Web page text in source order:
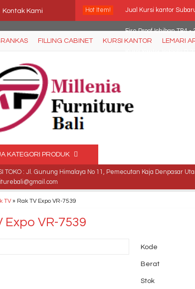
Kontak Kami Hot Item! Jual Kursi kantor
Fire Proof Ichiban TB4 -
Kursi Tunggu Tiger T-
FILLING CABINET KURSI KANTOR LEMARI
KATEGORI PRODUK
TOKO : Jl. Gunung Himalaya No 11, Pemecutan Kaja Denpasar
TV» Rak TV Expo VR-7539
Expo VR-7539
Kode
Berat
Stok